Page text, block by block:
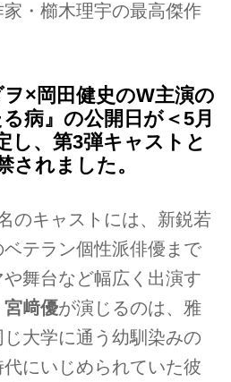
・櫛木理宇の最高傑作
×岡田健史のW主演の
病』の公開日が＜5月
し、第3弾キャストと
されました。
のキャストには、新鋭若
テラン個性派俳優まで
舞台など幅広く出演す
宮﨑優が演じるのは、雅
大学に通う幼馴染みの
にいじめられていた彼